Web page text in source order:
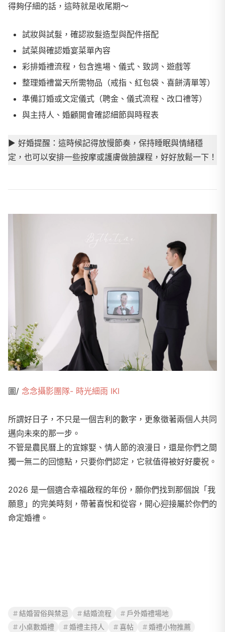
得夠仔細的話，這時就是收尾期～
試妝與試髮，確認妝髮造型與配件搭配
試菜與確認婚宴菜單內容
彩排婚禮流程，包含進場、儀式、致詞、遊戲等
整理婚禮當天所需物品（戒指、紅包袋、喜餅清單等）
準備訂婚或文定儀式（聘金、儀式流程、改口禮等）
與主持人、婚顧開會確認細節與時程表
▶ ︎ 好婚提醒：這時候記得放慢節奏，保持睡眠與情緒穩
定，也可以安排一些按摩或護膚做臉課程，好好放鬆一下！
圖/ 念念攝影團隊- 時光細雨 IKI
所謂好日子，不只是一個吉利的數字，更象徵著兩個人共同
邁向未來的那一步。
不管是農民曆上的宜嫁娶、情人節的浪漫日，還是你們之間
獨一無二的回憶點，只要你們認定，它就值得被好好慶祝。
2026 是一個適合幸福啟程的年份，願你們找到那個說「我
願意」的完美時刻，帶著喜悅和從容，開心迎接屬於你們的
命定婚禮。
結婚習俗與禁忌 結婚流程
戶外婚禮場地
小桌數婚禮
婚禮主持人 喜帖
婚禮小物推薦